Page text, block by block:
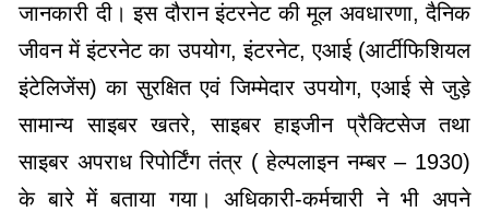
जानकारी दी। इस दौरान इंटरनेट की मूल अवधारणा, दैनिक
जीवन में इंटरनेट का उपयोग, इंटरनेट, एआई (आर्टीफिशियल
इंटेलिजेंस) का सुरक्षित एवं जिम्मेदार उपयोग, एआई से जुड़े
सामान्य साइबर खतरे, साइबर हाइजीन प्रैक्टिसेज तथा
साइबर अपराध रिपोर्टिंग तंत्र ( हेल्पलाइन नम्बर – 1930)
के बारे में बताया गया। अधिकारी-कर्मचारी ने भी अपने